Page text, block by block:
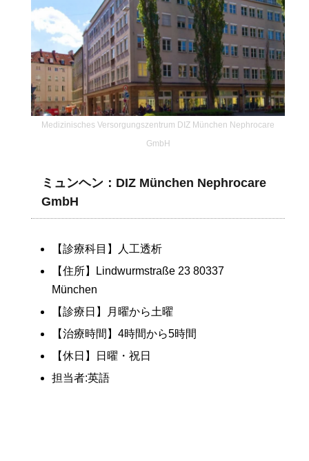
Medizinisches Versorgungszentrum DIZ München Nephrocare
GmbH
ミュンヘン：DIZ München Nephrocare
GmbH
【診療科目】人工透析
【住所】Lindwurmstraße 23 80337
München
【診療日】月曜から土曜
【治療時間】4時間から5時間
【休日】日曜・祝日
担当者:英語